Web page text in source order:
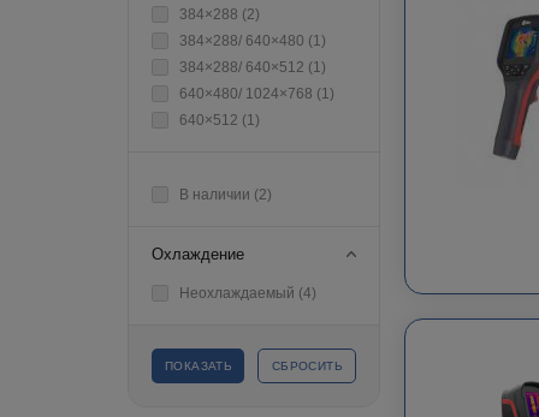
384×288 (2)
384×288/ 640×480 (1)
384×288/ 640×512 (1)
640×480/ 1024×768 (1)
640×512 (1)
В наличии (2)
Охлаждение
Неохлаждаемый (4)